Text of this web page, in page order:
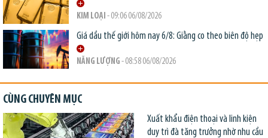
KIM LOẠI - 09:06 06/08/2026
Giá dầu thế giới hôm nay 6/8: Giằng co theo biên độ hẹp
NĂNG LƯỢNG - 08:58 06/08/2026
CÙNG CHUYÊN MỤC
Xuất khẩu điện thoại và linh kiện
duy trì đà tăng trưởng nhờ nhu cầu